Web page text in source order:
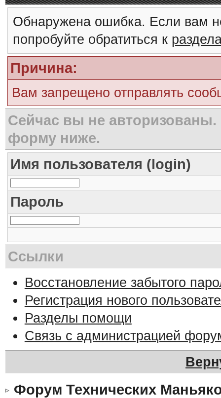
Обнаружена ошибка. Если вам
попробуйте обратиться к
Причина:
Вам запрещено отправлять
Сейчас вы не авторизованы.
форму ниже.
Имя пользователя (login)
Пароль
Ссылки
Восстановление забытого
Регистрация нового
Разделы помощи
Связь с администрацией
Форум Технических